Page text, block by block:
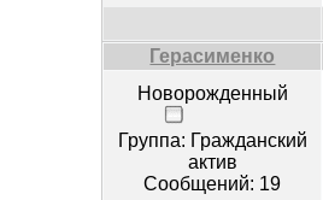
Герасименко
Новорожденный
Группа: Гражданский
актив
Сообщений: 19